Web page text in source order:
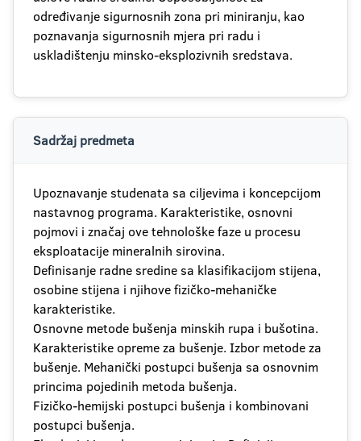
određivanje sigurnosnih zona pri miniranju, kao
poznavanja sigurnosnih mjera pri radu i
uskladištenju minsko-eksplozivnih sredstava.
Sadržaj predmeta
Upoznavanje studenata sa ciljevima i koncepcijom
nastavnog programa. Karakteristike, osnovni
pojmovi i značaj ove tehnološke faze u procesu
eksploatacije mineralnih sirovina.
Definisanje radne sredine sa klasifikacijom stijena,
osobine stijena i njihove fizičko-mehaničke
karakteristike.
Osnovne metode bušenja minskih rupa i bušotina.
Karakteristike opreme za bušenje. Izbor metode za
bušenje. Mehanički postupci bušenja sa osnovnim
princima pojedinih metoda bušenja.
Fizičko-hemijski postupci bušenja i kombinovani
postupci bušenja.